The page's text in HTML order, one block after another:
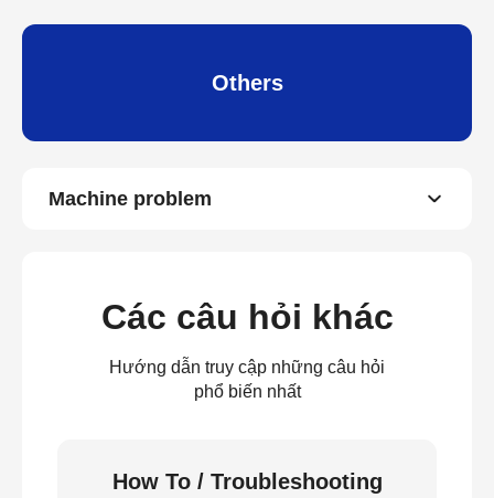
Others
Machine problem
Các câu hỏi khác
Hướng dẫn truy cập những câu hỏi
phổ biến nhất
How To / Troubleshooting